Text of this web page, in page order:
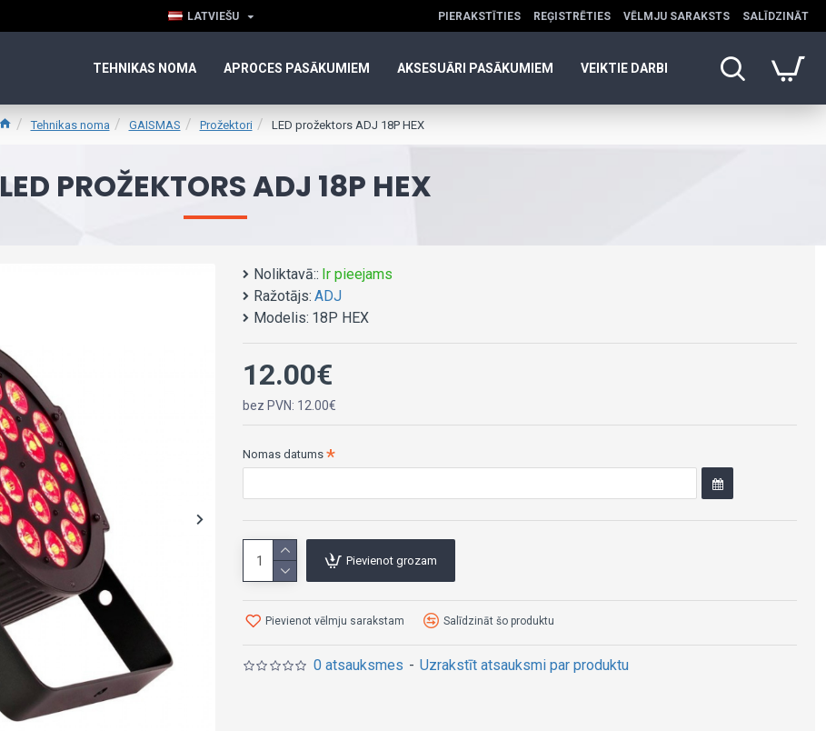
LATVIEŠU PIERAKSTĪTIES REĢISTRĒTIES VĒLMJU SARAKSTS SALĪDZINĀT
TEHNIKAS NOMA APROCES PASĀKUMIEM AKSESUĀRI PASĀKUMIEM VEIKTIE DARBI
Tehnikas noma GAISMAS Prožektori LED prožektors ADJ 18P HEX
LED PROŽEKTORS ADJ 18P HEX
Noliktavā:: Ir pieejams
Ražotājs: ADJ
Modelis: 18P HEX
0 atsauksmes - Uzrakstīt atsauksmi par produktu
12.00€
bez PVN: 12.00€
Nomas datums
Pievienot grozam
Pievienot vēlmju sarakstam Salīdzināt šo produktu